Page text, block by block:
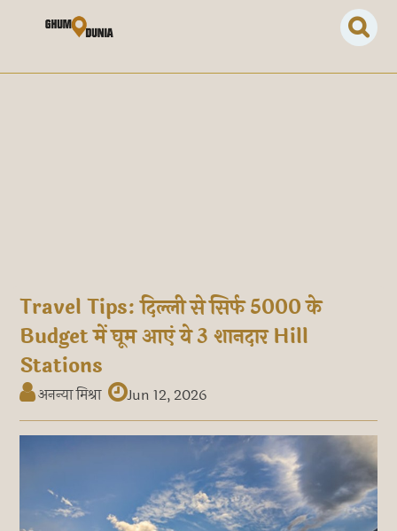
Travel Tips: दिल्ली से सिर्फ 5000 के
Budget में घूम आएं ये 3 शानदार Hill
Stations
अनन्या मिश्रा Jun 12, 2026